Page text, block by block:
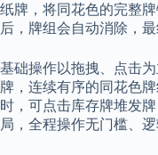
纸牌，将同花色的完整
后，牌组会自动消除，
基础操作以拖拽、点击
牌，连续有序的同花色
时，可点击库存牌堆发
局，全程操作无门槛、逻